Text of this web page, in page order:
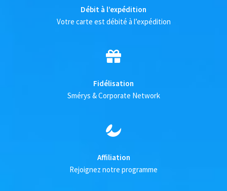
Débit à l’expédition
Votre carte est débité à l’expédition
Fidélisation
Smérys & Corporate Network
Affiliation
Rejoignez notre programme